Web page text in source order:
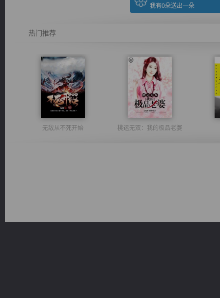
我有0朵送出一朵
热门推荐
无敌从不死开始 桃运无双：我的极品老婆